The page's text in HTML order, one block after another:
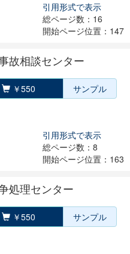
引用形式で表示
総ページ数：16
開始ページ位置：147
相談センター
￥550 サンプル
引用形式で表示
総ページ数：8
開始ページ位置：163
理センター
￥550 サンプル